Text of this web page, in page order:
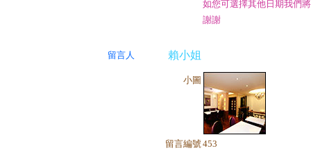
如您可選擇其他日期我們
謝謝
留言人 賴小姐
小圖
留言編號453